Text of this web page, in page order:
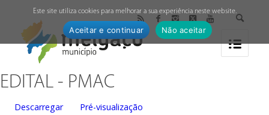
EDITAL - PMAC
Descarregar Pré-visualização
Este site utiliza cookies para melhorar a sua experiência neste website.
Aceitar e continuar Não aceitar